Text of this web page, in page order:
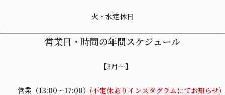
火・水定休日
営業日・時間の年間スケジュール
【3月～】
営業（13:00～17:00） (不定休ありインスタグラムにてお知らせ)